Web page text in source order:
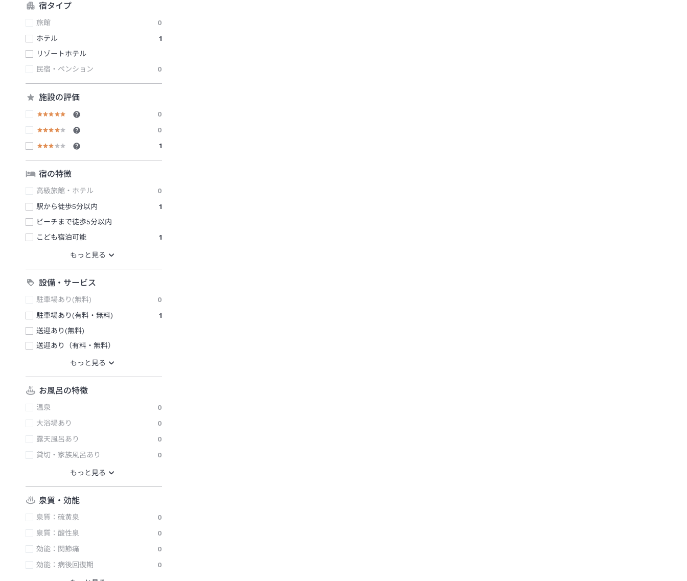
宿タイプ
旅館
0
ホテル
1
リゾートホテル
民宿・ペンション
0
施設の評価
0
0
1
宿の特徴
高級旅館・ホテル
0
駅から徒歩5分以内
1
ビーチまで徒歩5分以内
こども宿泊可能
1
設備・サービス
駐車場あり(無料)
0
駐車場あり(有料・無料)
1
送迎あり(無料)
送迎あり（有料・無料）
お風呂の特徴
温泉
0
大浴場あり
0
露天風呂あり
0
貸切・家族風呂あり
0
泉質・効能
泉質：硫黄泉
0
泉質：酸性泉
0
効能：関節痛
0
効能：病後回復期
0